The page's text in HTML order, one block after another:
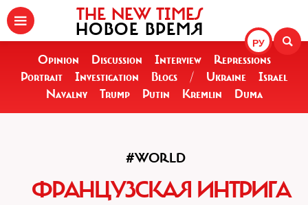
РУ
THE NEW TIMES
НОВОЕ ВРЕМЯ
Opinion Discussion Interview
Repressions
Portrait
Investigation Blogs / Ukraine
Israel
Navalny
Trump Putin Kremlin Duma
#WORLD
ФРАНЦУЗСКАЯ ИНТРИГА